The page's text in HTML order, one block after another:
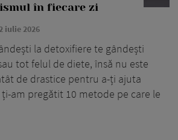
în fiecare zi
iulie 2026
la detoxifiere te gândești
tot felul de diete, însă nu este
de drastice pentru a-ți ajuta
am pregătit 10 metode pe care le